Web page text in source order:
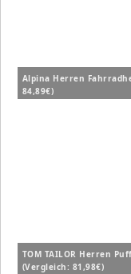
Alpina Herren
84,89€)
TOM TAILOR Herren
(Vergleich: 81,98€)